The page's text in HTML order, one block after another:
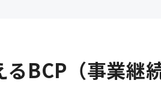
るBCP（事業継